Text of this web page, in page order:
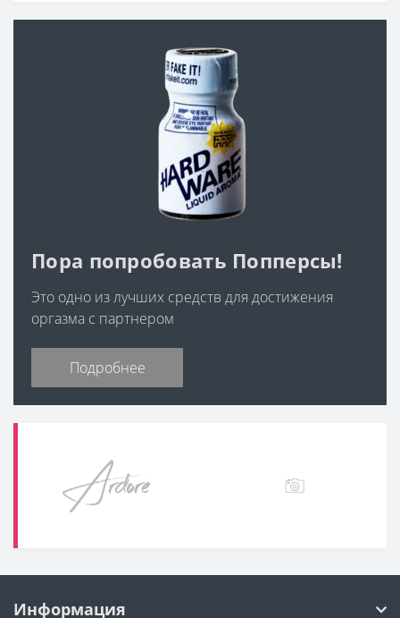
Пора попробовать Попперсы!
Это одно из лучших средств для достижения
оргазма с партнером
Подробнее
Информация